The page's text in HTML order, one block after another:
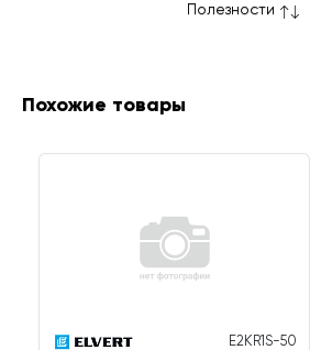
Полезности
Похожие товары
E2KR1S-50